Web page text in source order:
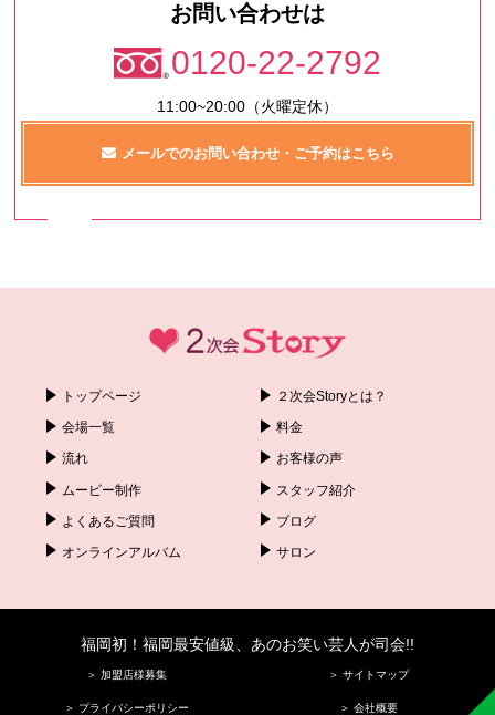
お問い合わせは
0120-22-2792
11:00~20:00（火曜定休）
メールでのお問い合わせ・ご予約はこちら
トップページ ２次会Storyとは？
会場一覧 料金
流れ お客様の声
ムービー制作 スタッフ紹介
よくあるご質問 ブログ
オンラインアルバム サロン
福岡初！福岡最安値級、あのお笑い芸人が司会!!
＞ 加盟店様募集 ＞ サイトマップ
＞ プライバシーポリシー ＞ 会社概要